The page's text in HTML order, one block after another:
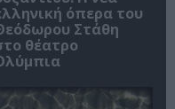
όπερα του
Στάθη
θέατρο